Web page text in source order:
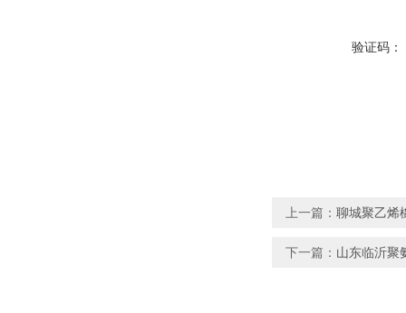
验证码：
上一篇： 聊城聚乙烯
下一篇： 山东临沂聚